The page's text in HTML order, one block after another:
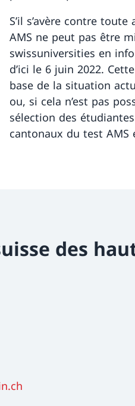
S’il s’avère contre
AMS ne peut pas être
swissuniversities en
d’ici le 6 juin 2022.
base de la situation
ou, si cela n’est pas
sélection des
cantonaux du test
des